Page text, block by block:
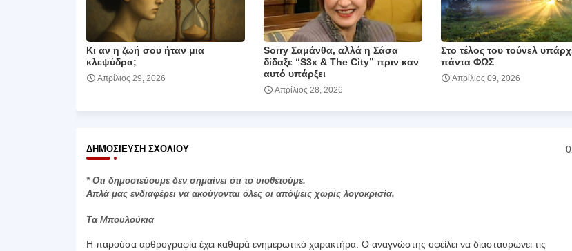
Κι αν η ζωή σου ήταν μια
κλεψύδρα;
Απρίλιος 29, 2026
Sorry Σαμάνθα, αλλά η Σάσα
δίδαξε “S3x & The City” πριν καν
αυτό υπάρξει
Απρίλιος 28, 2026
Στο τέλος του τούνελ
πάντα ΦΩΣ
Απρίλιος 09, 2026
ΔΗΜΟΣΊΕΥΣΗ ΣΧΟΛΊΟΥ
* Οτι δημοσιεύουμε δεν σημαίνει ότι το υιοθετούμε.
Απλά μας ενδιαφέρει να ακούγονται όλες οι απόψεις χωρίς λογοκρισία.
Τα Μπουλούκια
Η παρούσα αρθρογραφία έχει καθαρά ενημερωτικό χαρακτήρα. Ο αναγνώστης οφείλει να διασταυρώνει τις